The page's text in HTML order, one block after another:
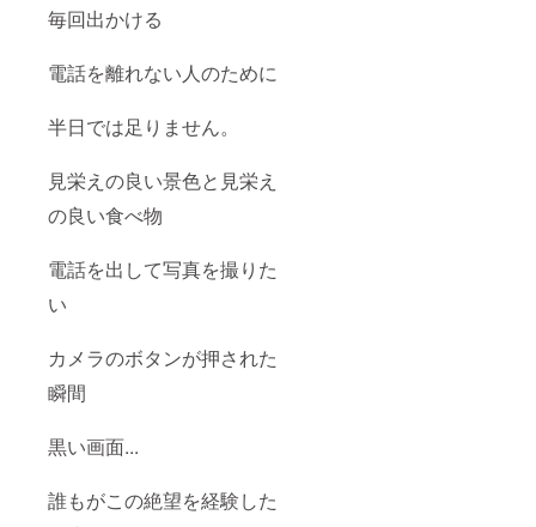
毎回出かける
電話を離れない人のために
半日では足りません。
見栄えの良い景色と見栄え
の良い食べ物
電話を出して写真を撮りた
い
カメラのボタンが押された
瞬間
黒い画面...
誰もがこの絶望を経験した